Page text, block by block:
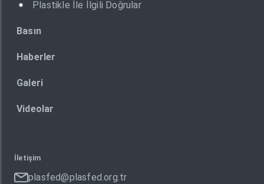
Plastikle İle İlgili Doğrular
Basın
Haberler
Galeri
Videolar
İletişim
plasfed@plasfed.org.tr